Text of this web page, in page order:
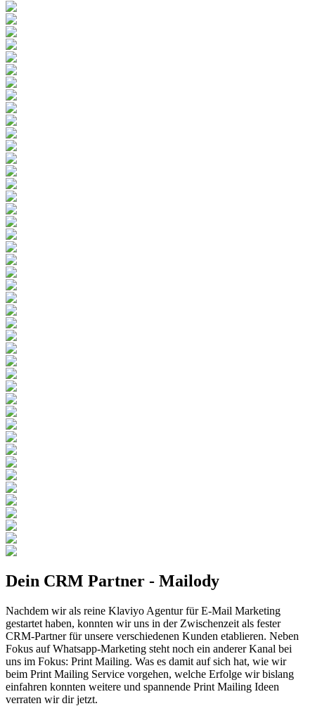
Dein CRM Partner - Mailody
Nachdem wir als reine Klaviyo Agentur für E-Mail Marketing
gestartet haben, konnten wir uns in der Zwischenzeit als fester
CRM-Partner für unsere verschiedenen Kunden etablieren. Neben
Fokus auf Whatsapp-Marketing steht noch ein anderer Kanal bei
uns im Fokus: Print Mailing. Was es damit auf sich hat, wie wir
beim Print Mailing Service vorgehen, welche Erfolge wir bislang
einfahren konnten weitere und spannende Print Mailing Ideen
verraten wir dir jetzt.